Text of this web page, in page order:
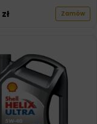
zł Zamów